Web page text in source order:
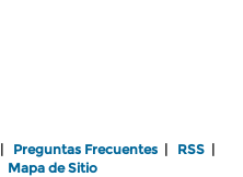
| Preguntas Frecuentes | RSS |
Mapa de Sitio